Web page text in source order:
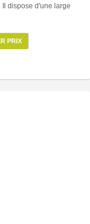
dispose d'une large
PRIX